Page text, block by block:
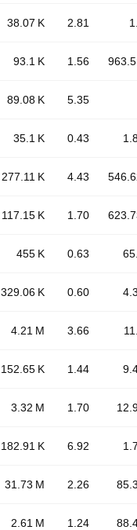
38.07 K 2.81
93.1 K 1.56
89.08 K 5.35
35.1 K 0.43
277.11 K 4.43
117.15 K 1.70
455 K 0.63
329.06 K 0.60
4.21 M 3.66
152.65 K 1.44
3.32 M 1.70
182.91 K 6.92
31.73 M 2.26
2.61 M 1.24